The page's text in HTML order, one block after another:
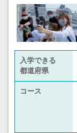
入学できる
都道府県
コース